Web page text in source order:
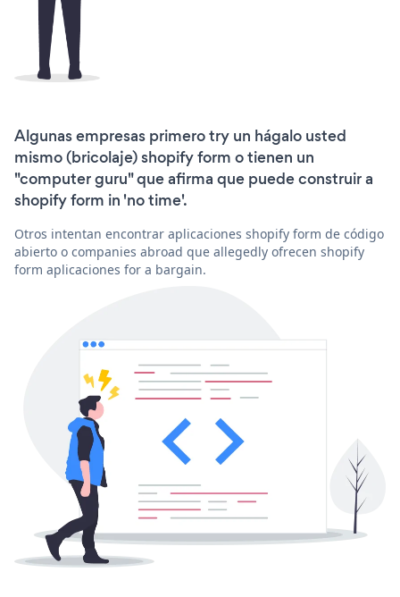
Algunas empresas primero try un hágalo usted
mismo (bricolaje) shopify form o tienen un
"computer guru" que afirma que puede construir a
shopify form in 'no time'.
Otros intentan encontrar aplicaciones shopify form de código
abierto o companies abroad que allegedly ofrecen shopify
form aplicaciones for a bargain.